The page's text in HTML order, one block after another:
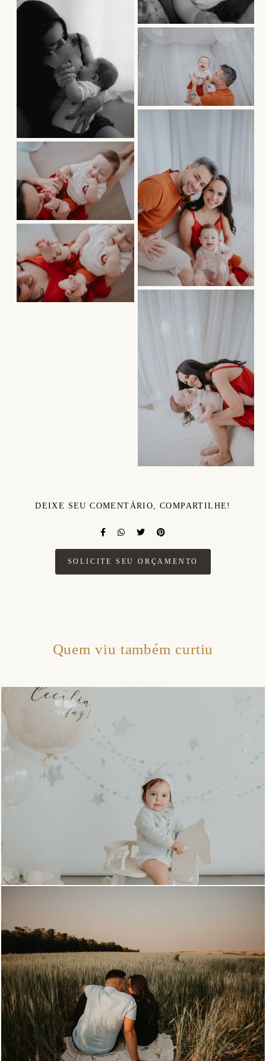
DEIXE SEU COMENTÁRIO, COMPARTILHE!
SOLICITE SEU ORÇAMENTO
Quem viu também curtiu